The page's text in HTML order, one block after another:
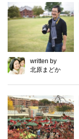
written by
北原まどか